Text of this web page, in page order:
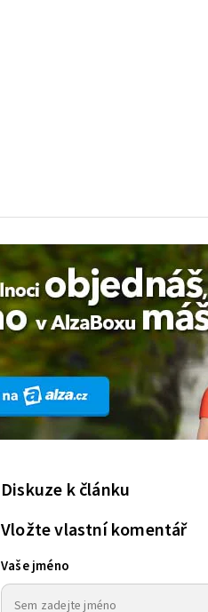
Diskuze k článku
Vložte vlastní komentář
Vaše jméno